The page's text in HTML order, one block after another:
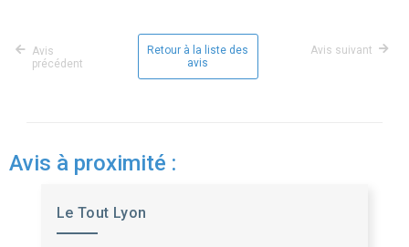
Avis
précédent
Retour à la liste des
avis
Avis suivant
Avis à proximité :
Le Tout Lyon